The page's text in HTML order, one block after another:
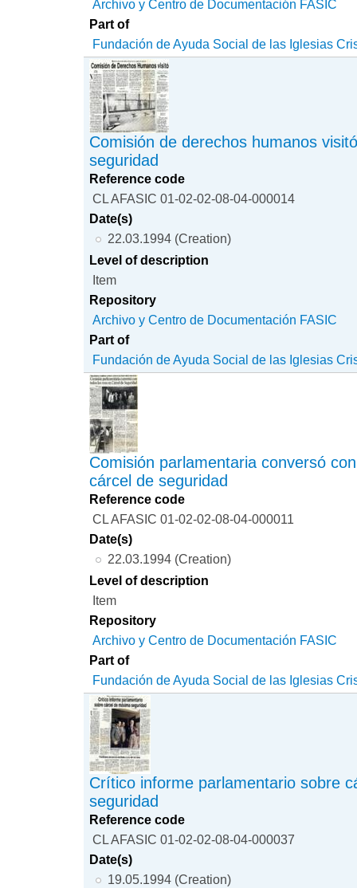
Archivo y Centro de Documentación FASIC
Part of
Fundación de Ayuda Social de las Iglesias
Comisión de derechos humanos
seguridad
Reference code
CL AFASIC 01-02-02-08-04-000014
Date(s)
22.03.1994 (Creation)
Level of description
Item
Repository
Archivo y Centro de Documentación FASIC
Part of
Fundación de Ayuda Social de las Iglesias
Comisión parlamentaria conversó
cárcel de seguridad
Reference code
CL AFASIC 01-02-02-08-04-000011
Date(s)
22.03.1994 (Creation)
Level of description
Item
Repository
Archivo y Centro de Documentación FASIC
Part of
Fundación de Ayuda Social de las Iglesias
Crítico informe parlamentario sobre
seguridad
Reference code
CL AFASIC 01-02-02-08-04-000037
Date(s)
19.05.1994 (Creation)